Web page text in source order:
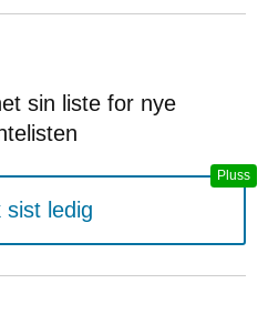
sin liste for nye
sist ledig